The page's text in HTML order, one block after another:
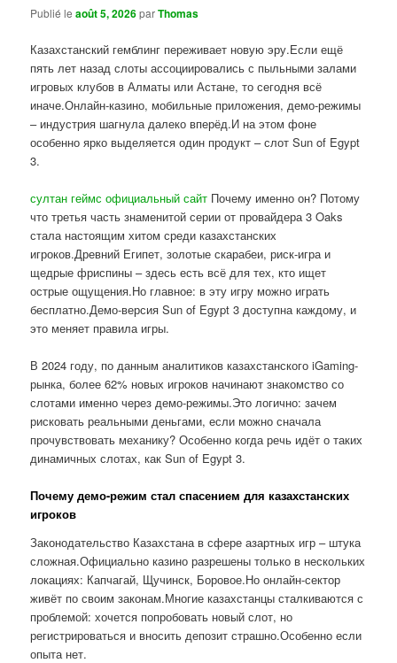
Publié leaoût 5, 2026parThomas
Казахстанский гемблинг переживает новую эру.Если ещё
пять лет назад слоты ассоциировались с пыльными залами
игровых клубов в Алматы или Астане, то сегодня всё
иначе.Онлайн-казино, мобильные приложения, демо-режимы
– индустрия шагнула далеко вперёд.И на этом фоне
особенно ярко выделяется один продукт – слот Sun of Egypt
3.
султан геймс официальный сайт Почему именно он? Потому
что третья часть знаменитой серии от провайдера 3 Oaks
стала настоящим хитом среди казахстанских
игроков.Древний Египет, золотые скарабеи, риск-игра и
щедрые фриспины – здесь есть всё для тех, кто ищет
острые ощущения.Но главное: в эту игру можно играть
бесплатно.Демо-версия Sun of Egypt 3 доступна каждому, и
это меняет правила игры.
В 2024 году, по данным аналитиков казахстанского iGaming-
рынка, более 62% новых игроков начинают знакомство со
слотами именно через демо-режимы.Это логично: зачем
рисковать реальными деньгами, если можно сначала
прочувствовать механику? Особенно когда речь идёт о таких
динамичных слотах, как Sun of Egypt 3.
Почему демо-режим стал спасением для казахстанских
игроков
Законодательство Казахстана в сфере азартных игр – штука
сложная.Официально казино разрешены только в нескольких
локациях: Капчагай, Щучинск, Боровое.Но онлайн-сектор
живёт по своим законам.Многие казахстанцы сталкиваются с
проблемой: хочется попробовать новый слот, но
регистрироваться и вносить депозит страшно.Особенно если
опыта нет.